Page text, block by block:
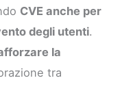
CVE anche per
degli utenti.
la
tra